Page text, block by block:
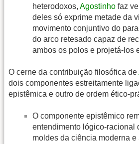
heterodoxos, Agostinho faz
deles só exprime metade da
movimento conjuntivo do
do arco retesado capaz de
ambos os polos e projetá-los
O cerne da contribuição filosófica de
dois componentes estreitamente
epistêmica e outro de ordem ético-
O componente epistêmico
entendimento lógico-racional
moldes da ciência moderna